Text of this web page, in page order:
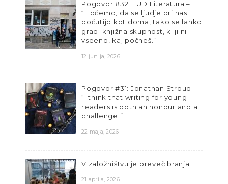
Pogovor #32: LUD Literatura –
“Hočemo, da se ljudje pri nas
počutijo kot doma, tako se lahko
gradi knjižna skupnost, ki ji ni
vseeno, kaj počneš.”
12 junija, 2026
Pogovor #31: Jonathan Stroud –
“I think that writing for young
readers is both an honour and a
challenge.”
22 maja, 2026
V založništvu je preveč branja
21 aprila, 2026